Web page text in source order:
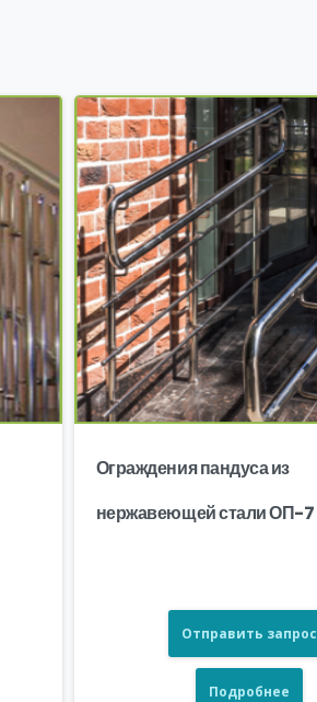
Ограждения пандуса из
нержавеющей стали ОП-7
Отправить запрос
Подробнее